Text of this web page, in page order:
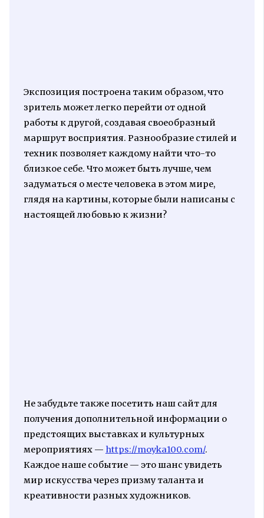
Экспозиция построена таким образом, что
зритель может легко перейти от одной
работы к другой, создавая своеобразный
маршрут восприятия. Разнообразие стилей и
техник позволяет каждому найти что-то
близкое себе. Что может быть лучше, чем
задуматься о месте человека в этом мире,
глядя на картины, которые были написаны с
настоящей любовью к жизни?
Не забудьте также посетить наш сайт для
получения дополнительной информации о
предстоящих выставках и культурных
мероприятиях — https://moyka100.com/.
Каждое наше событие — это шанс увидеть
мир искусства через призму таланта и
креативности разных художников.